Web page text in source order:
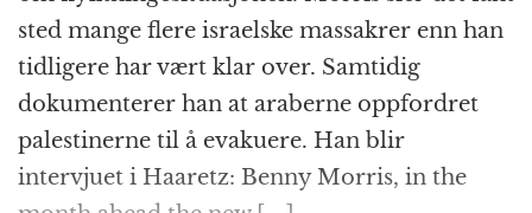
b
o
o
k
n
g
e
r
A
p
p
c
h
at
r
a
m
sted mange flere israelske massakrer enn han
tidligere har vært klar over. Samtidig
dokumenterer han at araberne oppfordret
palestinerne til å evakuere. Han blir
intervjuet i Haaretz: Benny Morris, in the